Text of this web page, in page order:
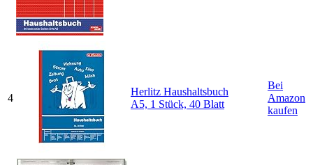
4
Herlitz Haushaltsbuch
A5, 1 Stück, 40 Blatt
Bei
Amazon
kaufen